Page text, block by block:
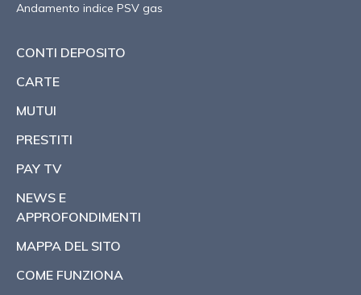
Andamento indice PSV gas
CONTI DEPOSITO
CARTE
MUTUI
PRESTITI
PAY TV
NEWS E
APPROFONDIMENTI
MAPPA DEL SITO
COME FUNZIONA